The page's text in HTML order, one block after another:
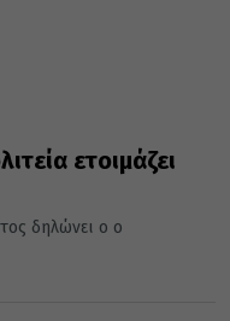
ετοιμάζει
δηλώνει ο ο